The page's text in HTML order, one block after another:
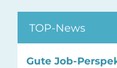
TOP-News
Gute Job-